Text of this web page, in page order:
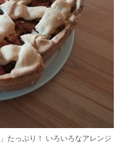
たっぷり！ いろいろなアレンジ